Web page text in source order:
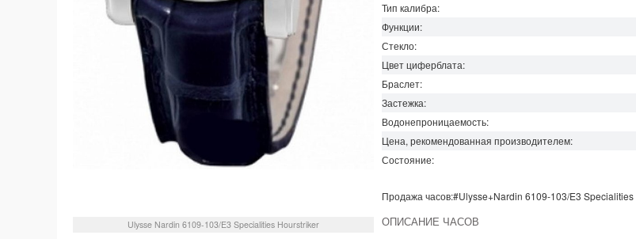
Ulysse Nardin 6109-103/E3 Specialities Hourstriker
Тип калибра:
Функции:
Стекло:
Цвет циферблата:
Браслет:
Застежка:
Водонепроницаемость:
Цена, рекомендованная производителем:
Состояние:
Продажа часов:#Ulysse+Nardin 6109-103/E3 Specialities
ОПИСАНИЕ ЧАСОВ